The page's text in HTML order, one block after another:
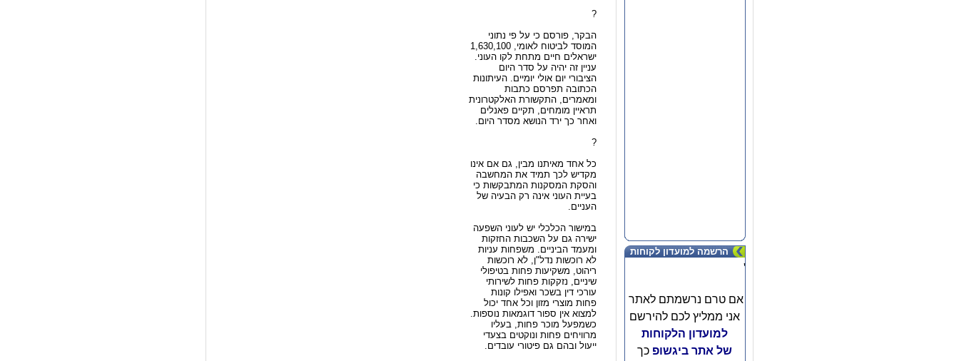
הרשמה למועדון לקוחות
'
אם טרם נרשמתם לאתר
אני ממליץ לכם להירשם
למועדון הלקוחות
של אתר ביגשופ כך
?
הבקר, פורסם כי על פי נתוני
המוסד לביטוח לאומי, 1,630,100
ישראלים חיים מתחת לקו העוני.
עניין זה יהיה על סדר היום
הציבורי יום אולי יומיים. העיתונות
הכתובה תפרסם כתבות
ומאמרים, התקשורת האלקטרונית
תראיין מומחים, תקיים פאנלים
ואחר כך ירד הנושא מסדר היום.
?
כל אחד מאיתנו מבין, גם אם אינו
מקדיש לכך תמיד את המחשבה
והסקת המסקנות המתבקשות כי
בעיית העוני אינה רק הבעיה של
העניים.
במישור הכלכלי יש לעוני השפעה
ישירה גם על השכבות החזקות
ומעמד הביניים. משפחות עניות
לא רוכשות נדל"ן, לא רוכשות
ריהוט, משקיעות פחות בטיפולי
שיניים, נזקקות פחות לשירותי
עורכי דין בשכר ואפילו קונות
פחות מוצרי מזון וכל אחד יכול
למצוא אין ספור דוגמאות נוספות.
כשמפעל מוכר פחות, בעליו
מרוויחים פחות ונוקטים בצעדי
ייעול ובהם גם פיטורי עובדים.